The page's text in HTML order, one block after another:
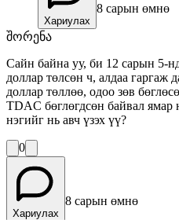
Хариулах
8 сарын өмнө
შორენა
Сайн байна уу, би 12 сарын 5-
доллар төлсөн ч, алдаа гаргаж
доллар төллөө, одоо зөв
TDAC бөглөгдсөн байвал ямар
нэгийг нь авч үзэх үү?
0
Хариулах
8 сарын өмнө